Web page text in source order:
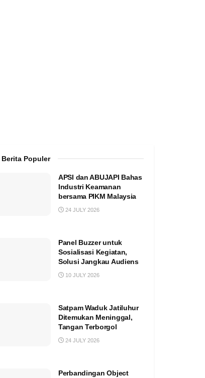
Berita Populer
APSI dan ABUJAPI Bahas
Industri Keamanan
bersama PIKM Malaysia
24 JULY 2026
Panel Buzzer untuk
Sosialisasi Kegiatan,
Solusi Jangkau Audiens
10 JULY 2026
Satpam Waduk Jatiluhur
Ditemukan Meninggal,
Tangan Terborgol
24 JULY 2026
Perbandingan Object